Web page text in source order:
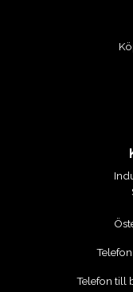
Telefon till